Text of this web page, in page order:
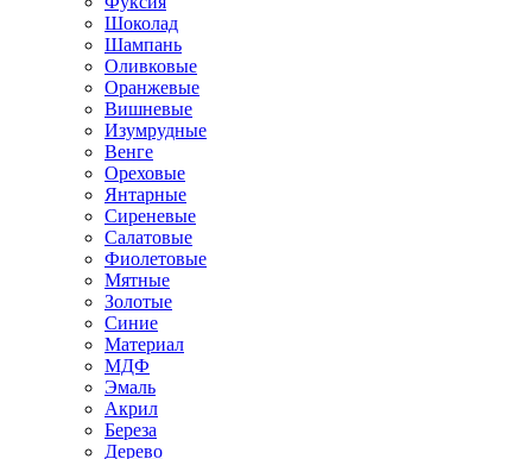
Шоколад
Шампань
Оливковые
Оранжевые
Вишневые
Изумрудные
Венге
Ореховые
Янтарные
Сиреневые
Салатовые
Фиолетовые
Мятные
Золотые
Синие
Материал
МДФ
Эмаль
Акрил
Береза
Дерево